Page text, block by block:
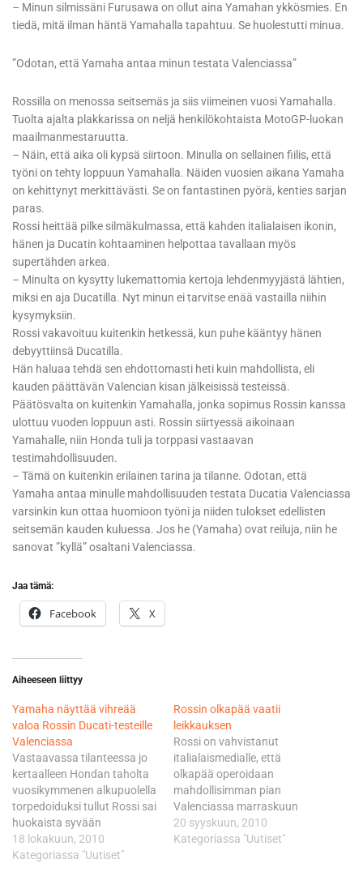
– Minun silmissäni Furusawa on ollut aina Yamahan ykkösmies. En
tiedä, mitä ilman häntä Yamahalla tapahtuu. Se huolestutti minua.
”Odotan, että Yamaha antaa minun testata Valenciassa”
Rossilla on menossa seitsemäs ja siis viimeinen vuosi Yamahalla.
Tuolta ajalta plakkarissa on neljä henkilökohtaista MotoGP-luokan
maailmanmestaruutta.
– Näin, että aika oli kypsä siirtoon. Minulla on sellainen fiilis, että
työni on tehty loppuun Yamahalla. Näiden vuosien aikana Yamaha
on kehittynyt merkittävästi. Se on fantastinen pyörä, kenties sarjan
paras.
Rossi heittää pilke silmäkulmassa, että kahden italialaisen ikonin,
hänen ja Ducatin kohtaaminen helpottaa tavallaan myös
supertähden arkea.
– Minulta on kysytty lukemattomia kertoja lehdenmyyjästä lähtien,
miksi en aja Ducatilla. Nyt minun ei tarvitse enää vastailla niihin
kysymyksiin.
Rossi vakavoituu kuitenkin hetkessä, kun puhe kääntyy hänen
debyyttiinsä Ducatilla.
Hän haluaa tehdä sen ehdottomasti heti kuin mahdollista, eli
kauden päättävän Valencian kisan jälkeisissä testeissä.
Päätösvalta on kuitenkin Yamahalla, jonka sopimus Rossin kanssa
ulottuu vuoden loppuun asti. Rossin siirtyessä aikoinaan
Yamahalle, niin Honda tuli ja torppasi vastaavan
testimahdollisuuden.
– Tämä on kuitenkin erilainen tarina ja tilanne. Odotan, että
Yamaha antaa minulle mahdollisuuden testata Ducatia Valenciassa
varsinkin kun ottaa huomioon työni ja niiden tulokset edellisten
seitsemän kauden kuluessa. Jos he (Yamaha) ovat reiluja, niin he
sanovat ”kyllä” osaltani Valenciassa.
Jaa tämä:
Facebook X
Aiheeseen liittyy
Yamaha näyttää vihreää
valoa Rossin Ducati-testeille
Valenciassa
Vastaavassa tilanteessa jo
kertaalleen Hondan taholta
vuosikymmenen alkupuolella
torpedoiduksi tullut Rossi sai
huokaista syvään
helpotuksesta Australian
GP:n yhteydessä, kun
18 lokakuun, 2010
Kategoriassa "Uutiset"
Rossin olkapää vaatii
leikkauksen
Rossi on vahvistanut
italialaismedialle, että
olkapää operoidaan
mahdollisimman pian
Valenciassa marraskuun
ensimmäisenä
viikonvaihteena ajettavan
20 syyskuun, 2010
Kategoriassa "Uutiset"